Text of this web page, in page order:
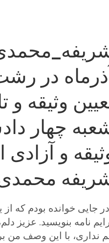
آذرماه در
وثیقه
چهار
و
جایی خوانده بودم که
نامه بنویسید. عزیز
نداری، با این وصف من